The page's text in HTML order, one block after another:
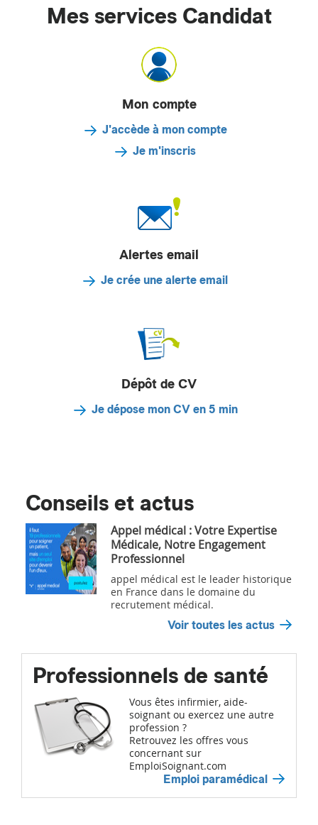
Mes services Candidat
Mon compte
J'accède à mon compte
Je m'inscris
Alertes email
Je crée une alerte email
Dépôt de CV
Je dépose mon CV en 5 min
Conseils et actus
Appel médical : Votre Expertise
Médicale, Notre Engagement
Professionnel
appel médical est le leader historique
en France dans le domaine du
recrutement médical.
Voir toutes les actus
Professionnels de santé
Vous êtes infirmier, aide-
soignant ou exercez une autre
profession ?
Retrouvez les offres vous
concernant sur
EmploiSoignant.com
Emploi paramédical